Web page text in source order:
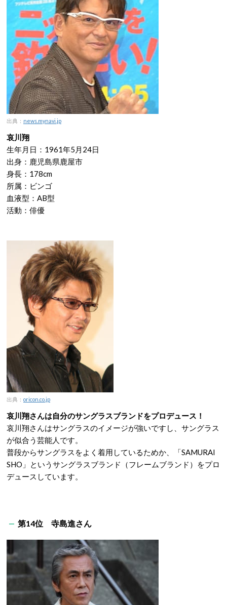
出典： news.mynavi.jp
哀川翔
生年月日：1961年5月24日
出身：鹿児島県鹿屋市
身長：178cm
所属：ビンゴ
血液型：AB型
活動：俳優
出典： oricon.co.jp
哀川翔さんは自分のサングラスブランドをプロデュース！
哀川翔さんはサングラスのイメージが強いですし、サングラス
が似合う芸能人です。
普段からサングラスをよく着用しているためか、「SAMURAI
SHO」というサングラスブランド（フレームブランド）をプロ
デュースしています。
第14位 寺島進さん